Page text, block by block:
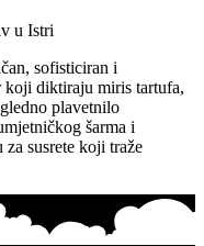
sofisticiran i
koji diktiraju miris tartufa,
plavetnilo
šarma i
susrete koji traže